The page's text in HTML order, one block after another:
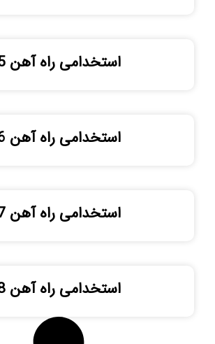
استخدامی راه آهن 5
استخدامی راه آهن 6
استخدامی راه آهن 7
استخدامی راه آهن 8